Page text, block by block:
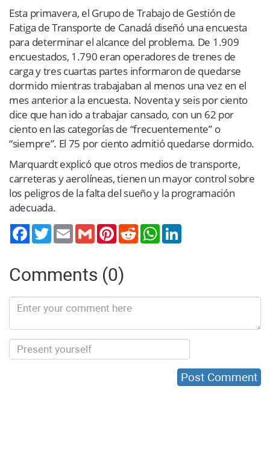
Esta primavera, el Grupo de Trabajo de Gestión de
Fatiga de Transporte de Canadá diseñó una encuesta
para determinar el alcance del problema. De 1.909
encuestados, 1.790 eran operadores de trenes de
carga y tres cuartas partes informaron de quedarse
dormido mientras trabajaban al menos una vez en el
mes anterior a la encuesta. Noventa y seis por ciento
dice que han ido a trabajar cansado, con un 62 por
ciento en las categorías de “frecuentemente” o
“siempre”. El 75 por ciento admitió quedarse dormido.
Marquardt explicó que otros medios de transporte,
carreteras y aerolíneas, tienen un mayor control sobre
los peligros de la falta del sueño y la programación
adecuada.
TwitterEmail Gmail PinterestReddit WhatsApp
Comments (0)